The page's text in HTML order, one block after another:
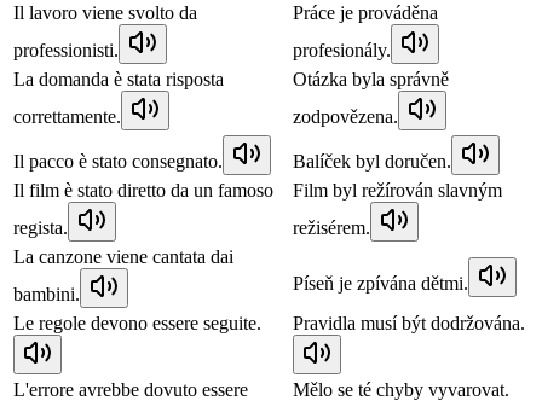
Il lavoro viene svolto da
professionisti.
Práce je prováděna
profesionály.
La domanda è stata risposta
correttamente.
Otázka byla správně
zodpovězena.
Il pacco è stato consegnato.
Balíček byl doručen.
Il film è stato diretto da un famoso
regista.
Film byl režírován slavným
režisérem.
La canzone viene cantata dai
bambini.
Píseň je zpívána dětmi.
Le regole devono essere seguite.
Pravidla musí být dodržována.
L'errore avrebbe dovuto essere
Mělo se té chyby vyvarovat.